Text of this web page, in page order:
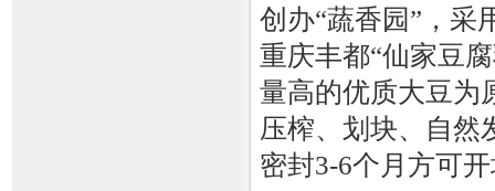
创办“蔬香园”，采
重庆丰都“仙家豆
量高的优质大豆为
压榨、划块、自然
密封3-6个月方可